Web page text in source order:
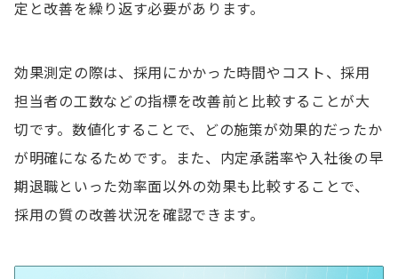
定と改善を繰り返す必要があります。
効果測定の際は、採用にかかった時間やコスト、採用
担当者の工数などの指標を改善前と比較することが大
切です。数値化することで、どの施策が効果的だったか
が明確になるためです。また、内定承諾率や入社後の早
期退職といった効率面以外の効果も比較することで、
採用の質の改善状況を確認できます。